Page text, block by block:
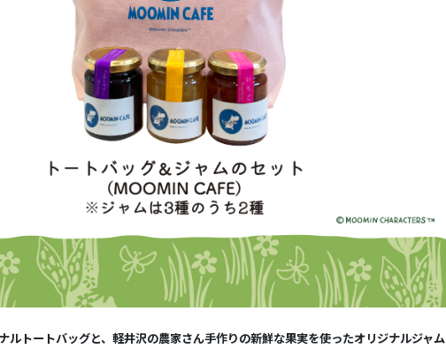
ルトートバッグと、軽井沢の農家さん手作りの新鮮な果実を使ったオリジナルジャム